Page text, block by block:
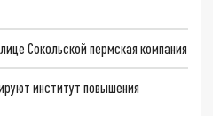
Сокольской пермская компания
институт повышения